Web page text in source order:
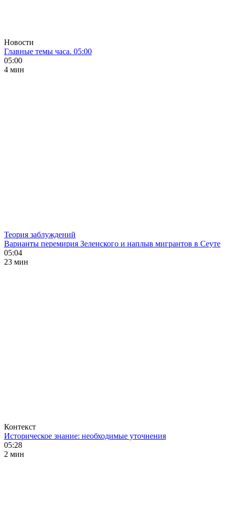
Новости
Главные темы часа. 05:00
05:00
4 мин
Теория заблуждений
Варианты перемирия Зеленского и наплыв мигрантов в Сеуте
05:04
23 мин
Контекст
Историческое знание: необходимые уточнения
05:28
2 мин